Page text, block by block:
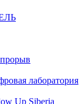
лаборатория
Up Siberia